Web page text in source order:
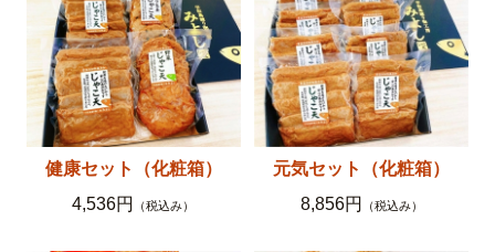
健康セット（化粧箱）
4,536円
（税込み）
元気セット（化粧箱）
8,856円
（税込み）